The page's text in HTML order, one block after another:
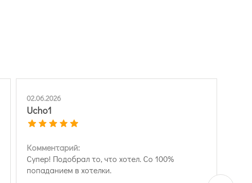
02.06.2026
Ucho1
Комментарий:
Супер! Подобрал то, что хотел. Со 100%
попаданием в хотелки.